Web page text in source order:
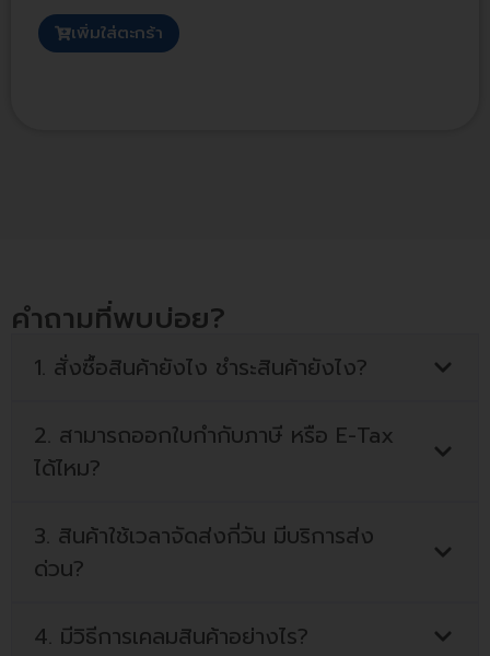
เพิ่มใส่ตะกร้า
คำถามที่พบบ่อย?
1. สั่งซื้อสินค้ายังไง ชำระสินค้ายังไง?
2. สามารถออกใบกำกับภาษี หรือ E-Tax
ได้ไหม?
3. สินค้าใช้เวลาจัดส่งกี่วัน มีบริการส่ง
ด่วน?
4. มีวิธีการเคลมสินค้าอย่างไร?